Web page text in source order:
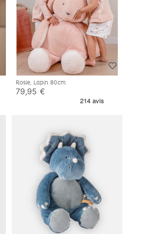
Rosie, Lapin 80cm
79,95 €